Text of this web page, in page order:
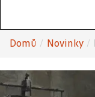
navigace
Domů Novinky